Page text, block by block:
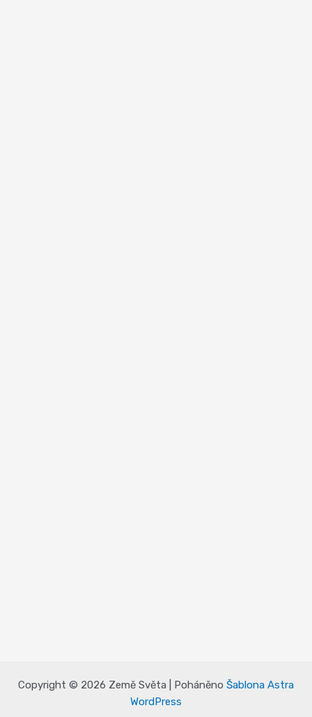
Copyright © 2026 Země Světa | Poháněno Šablona Astra
WordPress